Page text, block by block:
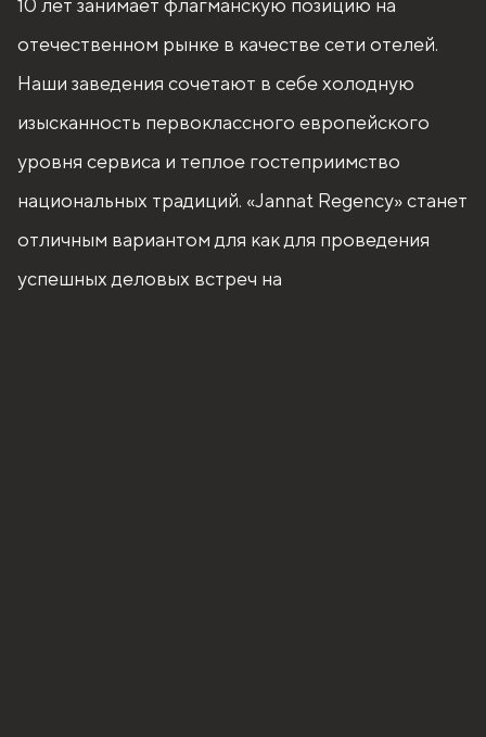
отечественном рынке в качестве сети отелей.
Наши заведения сочетают в себе холодную
изысканность первоклассного европейского
уровня сервиса и теплое гостеприимство
национальных традиций. «Jannat Regency» станет
отличным вариантом для как для проведения
успешных деловых встреч на